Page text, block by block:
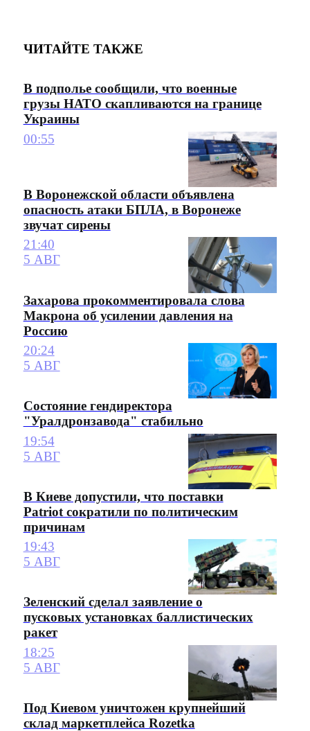
ЧИТАЙТЕ ТАКЖЕ
В подполье сообщили, что военные
грузы НАТО скапливаются на границе
Украины
00:55
В Воронежской области объявлена
опасность атаки БПЛА, в Воронеже
звучат сирены
21:40
5 АВГ
Захарова прокомментировала слова
Макрона об усилении давления на
Россию
20:24
5 АВГ
Состояние гендиректора
"Уралдронзавода" стабильно
19:54
5 АВГ
В Киеве допустили, что поставки
Patriot сократили по политическим
причинам
19:43
5 АВГ
Зеленский сделал заявление о
пусковых установках баллистических
ракет
18:25
5 АВГ
Под Киевом уничтожен крупнейший
склад маркетплейса Rozetka